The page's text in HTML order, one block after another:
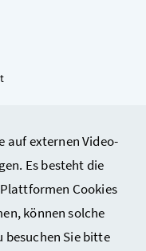
auf externen Video-
Es besteht die
Cookies
können solche
besuchen Sie bitte